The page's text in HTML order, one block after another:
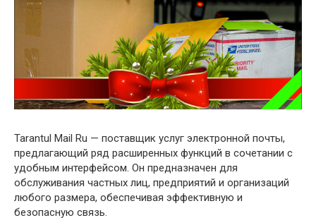
Tarantul Mail Ru — поставщик услуг электронной почты,
предлагающий ряд расширенных функций в сочетании с
удобным интерфейсом. Он предназначен для
обслуживания частных лиц, предприятий и организаций
любого размера, обеспечивая эффективную и
безопасную связь.